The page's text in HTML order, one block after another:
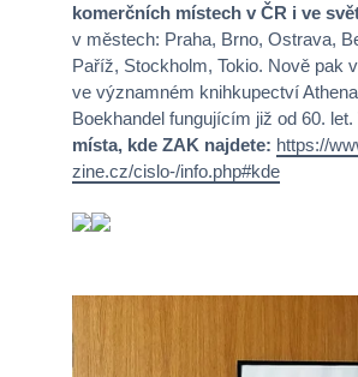
komerčních místech v ČR i ve
v městech: Praha, Brno, Ostrava,
Paříž, Stockholm, Tokio. Nově pak
ve významném knihkupectví
Boekhandel fungujícím již od 60. let.
místa, kde ZAK najdete: https://
zine.cz/cislo-/info.php#kde